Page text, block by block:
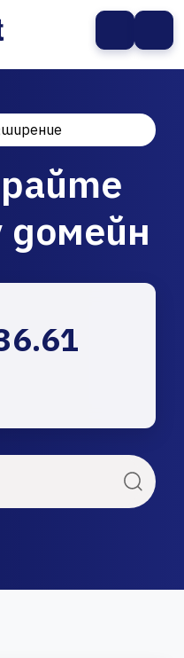
домейн